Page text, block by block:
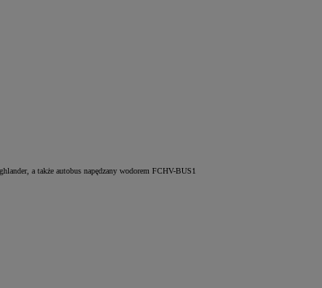
a także autobus napędzany wodorem FCHV-BUS1